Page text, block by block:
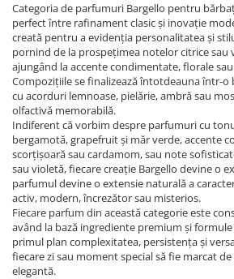
Categoria de parfumuri Bargello pentru
perfect între rafinament clasic și inovație
creată pentru a evidenția personalitatea și
pornind de la prospețimea notelor citrice sau
ajungând la accente condimentate, florale
Compozițiile se finalizează întotdeauna într-o
cu acorduri lemnoase, pielărie, ambră sau
olfactivă memorabilă.
Indiferent că vorbim despre parfumuri cu
bergamotă, grapefruit și măr verde, accente
scorțișoară sau cardamom, sau note
sau violetă, fiecare creație Bargello devine o
parfumul devine o extensie naturală a
activ, modern, încrezător sau misterios.
Fiecare parfum din această categorie este
având la bază ingrediente premium și
primul plan complexitatea, persistența și
fiecare zi sau moment special să fie marcat
elegantă.